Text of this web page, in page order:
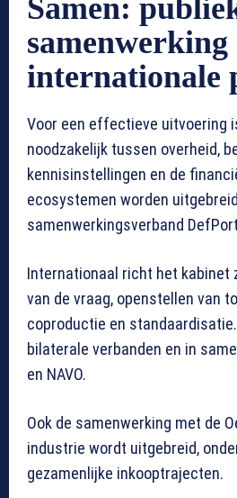
Samen:
samenwerking
internationale
Voor een effectieve uitvoering
noodzakelijk tussen overheid,
kennisinstellingen en de
ecosystemen worden
samenwerkingsverband
Internationaal richt het kabinet
van de vraag, openstellen van
coproductie en
bilaterale verbanden en in
en NAVO.
Ook de samenwerking met de
industrie wordt uitgebreid,
gezamenlijke inkooptrajecten.